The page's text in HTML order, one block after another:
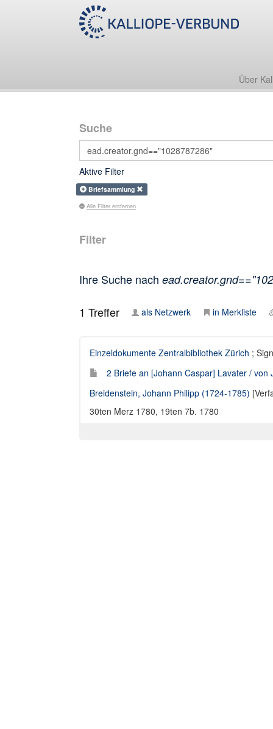
Über
Suche
Aktive Filter
Briefsammlung
Alle Filter entfernen
Filter
Ihre Suche nach
1 Treffer als Netzwerk in Merkliste
Einzeldokumente Zentralbibliothek Zürich ;
2 Briefe an [Johann Caspar] Lavater / von
Breidenstein, Johann Philipp (1724-1785)
30ten Merz 1780, 19ten 7b. 1780